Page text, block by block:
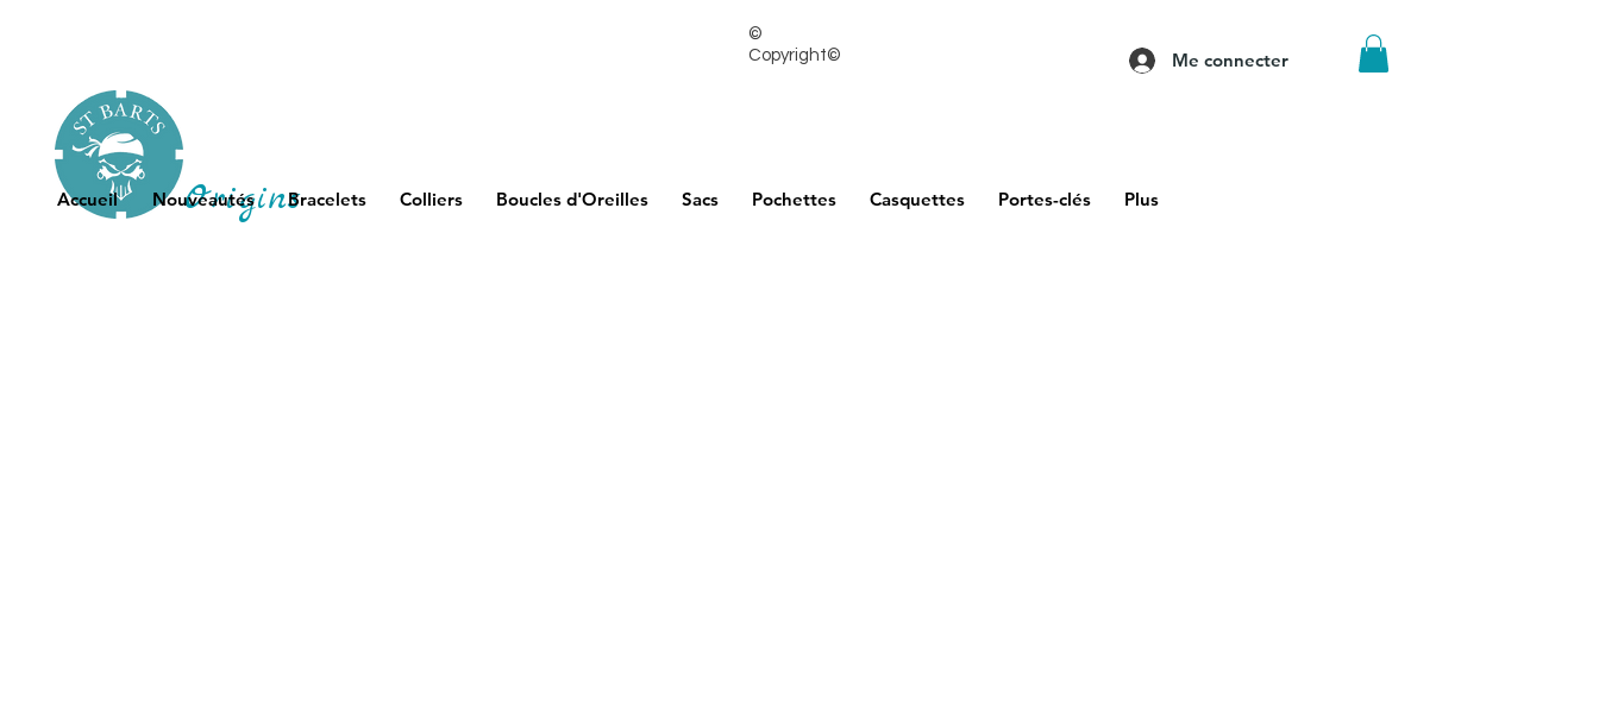
Origins
©
Copyright©
Accueil Nouveautés Bracelets Colliers Boucles d'Oreilles Sacs Pochettes Casquettes Portes-clés Plus
Me connecter